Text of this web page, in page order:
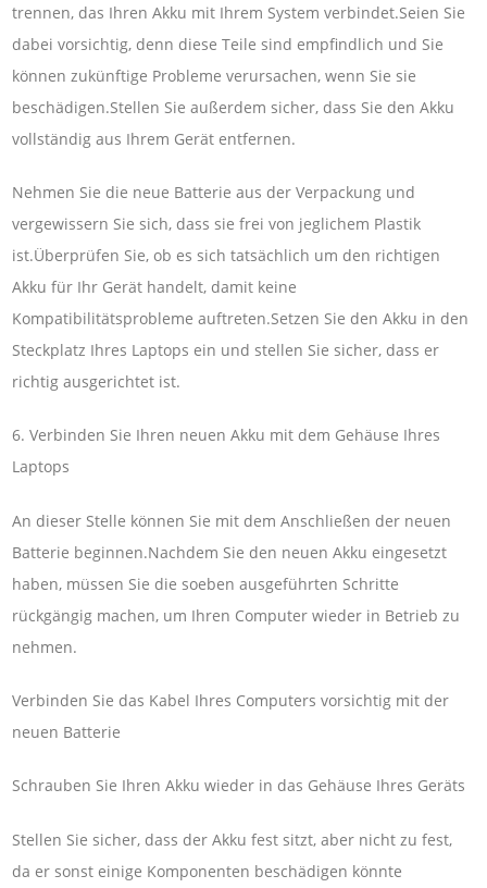
trennen, das Ihren Akku mit Ihrem System verbindet.Seien Sie
dabei vorsichtig, denn diese Teile sind empfindlich und Sie
können zukünftige Probleme verursachen, wenn Sie sie
beschädigen.Stellen Sie außerdem sicher, dass Sie den Akku
vollständig aus Ihrem Gerät entfernen.
Nehmen Sie die neue Batterie aus der Verpackung und
vergewissern Sie sich, dass sie frei von jeglichem Plastik
ist.Überprüfen Sie, ob es sich tatsächlich um den richtigen
Akku für Ihr Gerät handelt, damit keine
Kompatibilitätsprobleme auftreten.Setzen Sie den Akku in den
Steckplatz Ihres Laptops ein und stellen Sie sicher, dass er
richtig ausgerichtet ist.
6. Verbinden Sie Ihren neuen Akku mit dem Gehäuse Ihres
Laptops
An dieser Stelle können Sie mit dem Anschließen der neuen
Batterie beginnen.Nachdem Sie den neuen Akku eingesetzt
haben, müssen Sie die soeben ausgeführten Schritte
rückgängig machen, um Ihren Computer wieder in Betrieb zu
nehmen.
Verbinden Sie das Kabel Ihres Computers vorsichtig mit der
neuen Batterie
Schrauben Sie Ihren Akku wieder in das Gehäuse Ihres Geräts
Stellen Sie sicher, dass der Akku fest sitzt, aber nicht zu fest,
da er sonst einige Komponenten beschädigen könnte